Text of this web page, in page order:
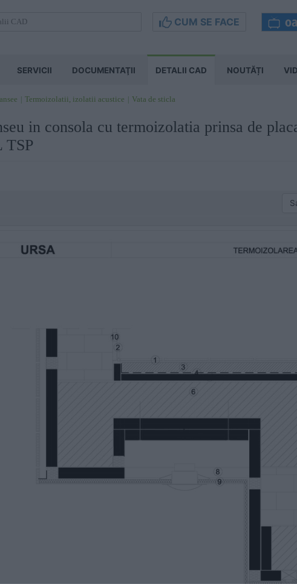
CUM SE FACE
SERVICII DOCUMENTAŢII DETALII CAD NOUTĂȚI
Termoizolatii, izolatii acustice Vata de sticla
in consola cu termoizolatia prinsa de
TSP